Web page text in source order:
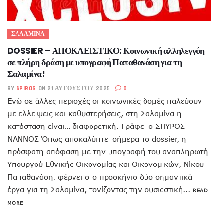
ΣΑΛΑΜΙΝΑ
DOSSIER – ΑΠΟΚΛΕΙΣΤΙΚΟ: Κοινωνική αλληλεγγύη
σε πλήρη δράση με υπογραφή Παπαθανάση για τη
Σαλαμίνα!
BY SPIROS ON 21 ΑΥΓΟΎΣΤΟΥ 2025 0
Ενώ σε άλλες περιοχές οι κοινωνικές δομές παλεύουν
με ελλείψεις και καθυστερήσεις, στη Σαλαμίνα η
κατάσταση είναι… διαφορετική. Γράφει ο ΣΠΥΡΟΣ
ΝΑΝΝΟΣ Όπως αποκαλύπτει σήμερα το dossier, η
πρόσφατη απόφαση με την υπογραφή του αναπληρωτή
Υπουργού Εθνικής Οικονομίας και Οικονομικών, Νίκου
Παπαθανάση, φέρνει στο προσκήνιο δύο σημαντικά
έργα για τη Σαλαμίνα, τονίζοντας την ουσιαστική... READ
MORE